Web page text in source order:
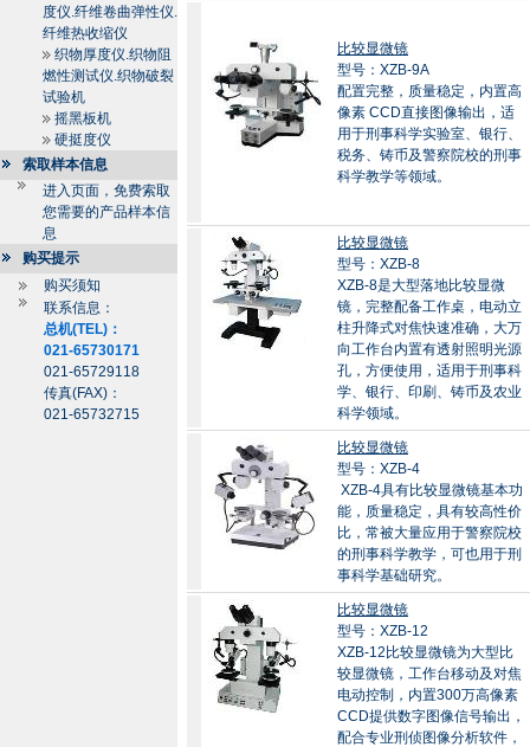
度仪.纤维卷曲弹性仪.
纤维热收缩仪
织物厚度仪.织物阻
燃性测试仪.织物破裂
试验机
摇黑板机
硬挺度仪
索取样本信息
进入页面，免费索取
您需要的产品样本信
息
购买提示
购买须知
联系信息：
总机(TEL)：
021-65730171
021-65729118
传真(FAX)：
021-65732715
比较显微镜
型号：XZB-9A
配置完整，质量稳定，内置高
像素 CCD直接图像输出，适
用于刑事科学实验室、银行、
税务、铸币及警察院校的刑事
科学教学等领域。
比较显微镜
型号：XZB-8
XZB-8是大型落地比较显微
镜，完整配备工作桌，电动立
柱升降式对焦快速准确，大万
向工作台内置有透射照明光源
孔，方便使用，适用于刑事科
学、银行、印刷、铸币及农业
科学领域。
比较显微镜
型号：XZB-4
XZB-4具有比较显微镜基本功
能，质量稳定，具有较高性价
比，常被大量应用于警察院校
的刑事科学教学，可也用于刑
事科学基础研究。
比较显微镜
型号：XZB-12
XZB-12比较显微镜为大型比
较显微镜，工作台移动及对焦
电动控制，内置300万高像素
CCD提供数字图像信号输出，
配合专业刑侦图像分析软件，